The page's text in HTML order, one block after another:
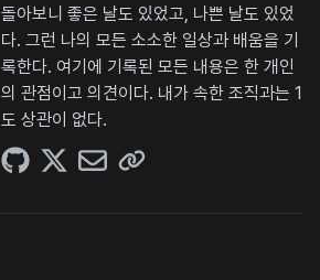
돌아보니 좋은 날도 있었고, 나쁜 날도 있었
다. 그런 나의 모든 소소한 일상과 배움을 기
록한다. 여기에 기록된 모든 내용은 한 개인
의 관점이고 의견이다. 내가 속한 조직과는 1
도 상관이 없다.